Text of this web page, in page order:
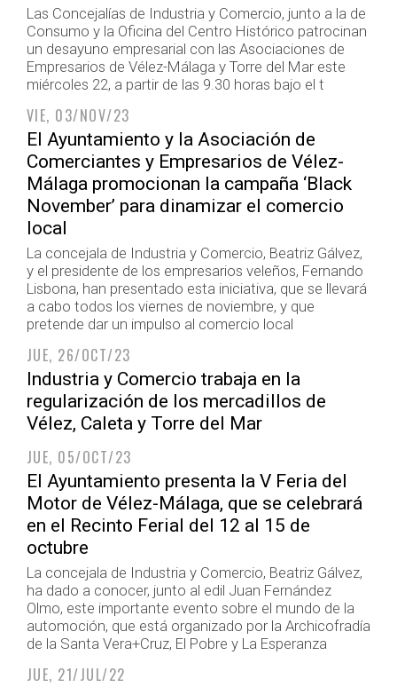
Las Concejalías de Industria y Comercio, junto a la de
Consumo y la Oficina del Centro Histórico patrocinan
un desayuno empresarial con las Asociaciones de
Empresarios de Vélez-Málaga y Torre del Mar este
miércoles 22, a partir de las 9.30 horas bajo el t
VIE, 03/NOV/23
El Ayuntamiento y la Asociación de
Comerciantes y Empresarios de Vélez-
Málaga promocionan la campaña ‘Black
November’ para dinamizar el comercio
local
La concejala de Industria y Comercio, Beatriz Gálvez,
y el presidente de los empresarios veleños, Fernando
Lisbona, han presentado esta iniciativa, que se llevará
a cabo todos los viernes de noviembre, y que
pretende dar un impulso al comercio local
JUE, 26/OCT/23
Industria y Comercio trabaja en la
regularización de los mercadillos de
Vélez, Caleta y Torre del Mar
JUE, 05/OCT/23
El Ayuntamiento presenta la V Feria del
Motor de Vélez-Málaga, que se celebrará
en el Recinto Ferial del 12 al 15 de
octubre
La concejala de Industria y Comercio, Beatriz Gálvez,
ha dado a conocer, junto al edil Juan Fernández
Olmo, este importante evento sobre el mundo de la
automoción, que está organizado por la Archicofradía
de la Santa Vera+Cruz, El Pobre y La Esperanza
JUE, 21/JUL/22